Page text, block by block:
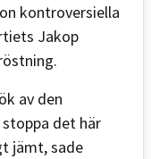
kontroversiella
Jakop
av den
det här
jämt, sade